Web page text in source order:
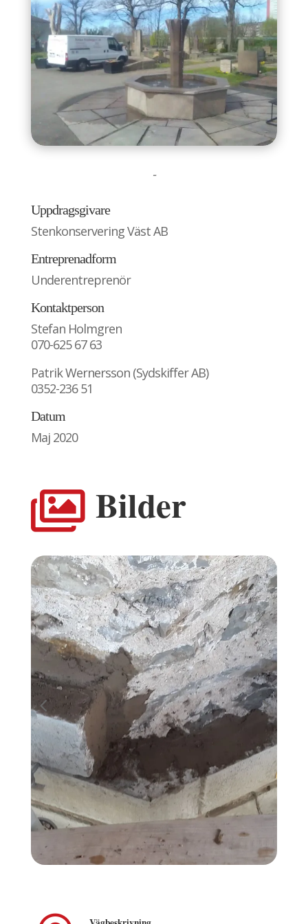
-
Uppdragsgivare
Stenkonservering Väst AB
Entreprenadform
Underentreprenör
Kontaktperson
Stefan Holmgren
070-625 67 63
Patrik Wernersson (Sydskiffer AB)
0352-236 51
Datum
Maj 2020
 Bilder